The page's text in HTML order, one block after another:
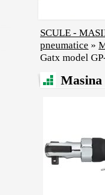
SCULE -
pneumatice »
Gatx model
Masina